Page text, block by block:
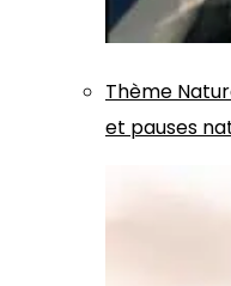
Thème
et pauses